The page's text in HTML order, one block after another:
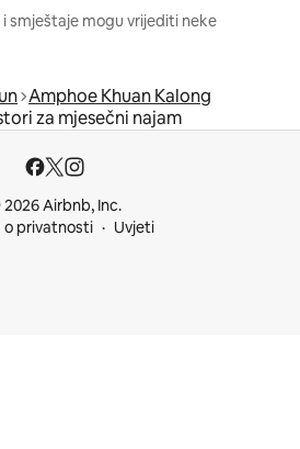
smještaje mogu vrijediti neke
Amphoe Khuan Kalong
za mjesečni najam
Airbnb, Inc.
o privatnosti
Uvjeti